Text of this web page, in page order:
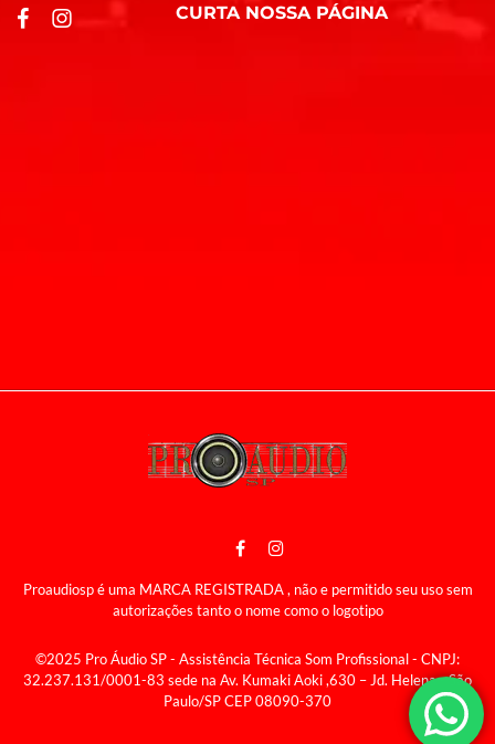
CURTA NOSSA PÁGINA
Proaudiosp é uma MARCA REGISTRADA , não e permitido seu uso sem
autorizações tanto o nome como o logotipo
©2025 Pro Áudio SP - Assistência Técnica Som Profissional - CNPJ:
32.237.131/0001-83 sede na Av. Kumaki Aoki ,630 – Jd. Helena - São
Paulo/SP CEP 08090-370